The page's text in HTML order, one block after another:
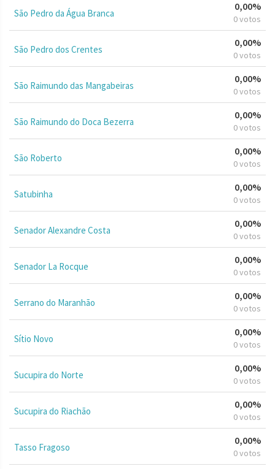
São Pedro da Água Branca
0,00%
0 votos
São Pedro dos Crentes
0,00%
0 votos
São Raimundo das Mangabeiras
0,00%
0 votos
São Raimundo do Doca Bezerra
0,00%
0 votos
São Roberto
0,00%
0 votos
Satubinha
0,00%
0 votos
Senador Alexandre Costa
0,00%
0 votos
Senador La Rocque
0,00%
0 votos
Serrano do Maranhão
0,00%
0 votos
Sítio Novo
0,00%
0 votos
Sucupira do Norte
0,00%
0 votos
Sucupira do Riachão
0,00%
0 votos
Tasso Fragoso
0,00%
0 votos